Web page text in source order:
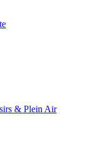
& Plein Air